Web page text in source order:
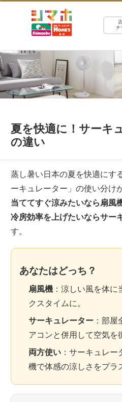
チ
夏を快適に！サーキ
の違い
蒸し暑い日本の夏を快適にす
ーキュレーター」の使い分け
当ててすぐ涼みたいなら扇風
冷房効率を上げたいならサー
す。
あなたはどっち？
扇風機 ：涼しい風を体
クスタイムに。
サーキュレーター ：部
アコンと併用して空気を
両方使い ：サーキュレ
機で体感の涼しさをプラ